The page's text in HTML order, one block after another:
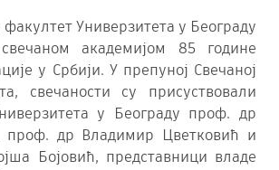
Универзитета у Београду
академијом 85 године
у Србији. У препуној Свечаној
свечаности су присуствовали
у Београду проф. др
проф. др Владимир Цветковић и
Бојовић, представници владе